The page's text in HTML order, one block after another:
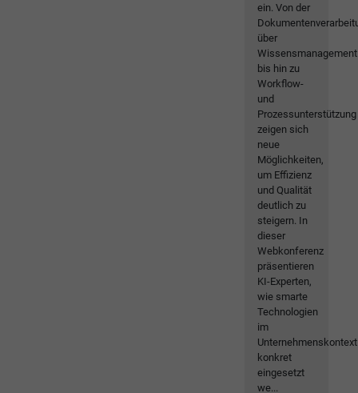
ein. Von der
über
Wissensmanagement
bis hin zu
Workflow-
und
Prozessunterstützung
zeigen sich
neue
Möglichkeiten,
um Effizienz
und Qualität
deutlich zu
steigern. In
dieser
Webkonferenz
präsentieren
KI-Experten,
wie smarte
Technologien
im
Unternehmenskontext
konkret
eingesetzt
we...